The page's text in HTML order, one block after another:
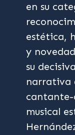
en su
estética,
y
su
narrativa
musical